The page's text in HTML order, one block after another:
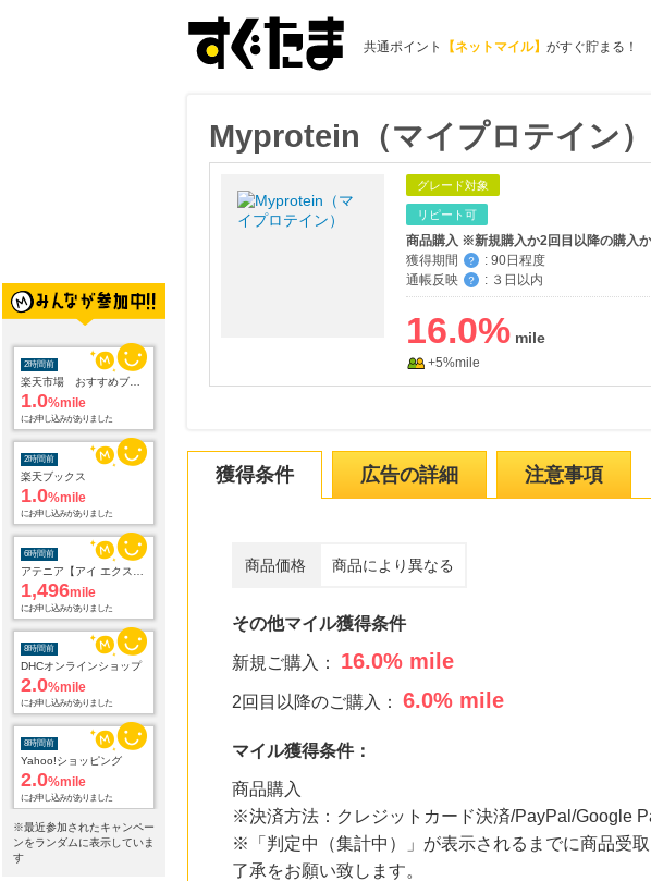
共通ポイント 【ネットマイル】 がすぐ貯まる！
2時間前
1.0%mile
にお申し込みがありました
2時間前
楽天ブックス
1.0%mile
にお申し込みがありました
6時間前
1,496mile
にお申し込みがありました
8時間前
DHCオンラインショップ
2.0%mile
にお申し込みがありました
8時間前
Yahoo!ショッピング
2.0%mile
にお申し込みがありました
8時間前
※最近参加されたキャンペー
ンをランダムに表示していま
す
Myprotein（マイプロテイン）
グレード対象
リピート可
獲得期間
？ : 90日程度
通帳反映
？ : ３日以内
16.0%
+5%mile
獲得条件 広告の詳細 注意事項
商品価格 商品により異なる
その他マイル獲得条件
新規ご購入： 16.0% mile
2回目以降のご購入： 6.0% mile
マイル獲得条件：
商品購入
※決済方法：クレジットカード決済/PayPal/Google
※「判定中（集計中）」が表示されるまでに商品受
了承をお願い致します。